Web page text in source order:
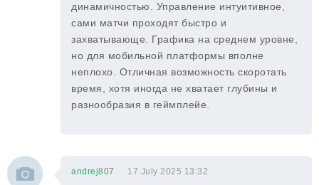
динамичностью. Управление интуитивное,
сами матчи проходят быстро и
захватывающе. Графика на среднем уровне,
но для мобильной платформы вполне
неплохо. Отличная возможность скоротать
время, хотя иногда не хватает глубины и
разнообразия в геймплейе.
andrej807 17 July 2025 13:32